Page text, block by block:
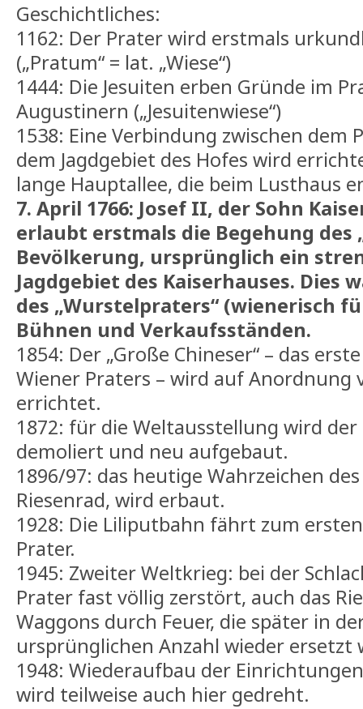
Geschichtliches:
1162: Der Prater wird erstmals
(„Pratum“ = lat. „Wiese“)
1444: Die Jesuiten erben Gründe im
Augustinern („Jesuitenwiese“)
1538: Eine Verbindung zwischen dem
dem Jagdgebiet des Hofes wird
lange Hauptallee, die beim Lusthaus
7. April 1766: Josef II, der Sohn
erlaubt erstmals die Begehung des
Bevölkerung, ursprünglich ein
Jagdgebiet des Kaiserhauses. Dies
des „Wurstelpraters“ (wienerisch
Bühnen und Verkaufsständen.
1854: Der „Große Chineser“ – das
Wiener Praters – wird auf Anordnung
errichtet.
1872: für die Weltausstellung wird
demoliert und neu aufgebaut.
1896/97: das heutige Wahrzeichen
Riesenrad, wird erbaut.
1928: Die Liliputbahn fährt zum
Prater.
1945: Zweiter Weltkrieg: bei der
Prater fast völlig zerstört, auch das
Waggons durch Feuer, die später in
ursprünglichen Anzahl wieder ersetzt
1948: Wiederaufbau der
wird teilweise auch hier gedreht.